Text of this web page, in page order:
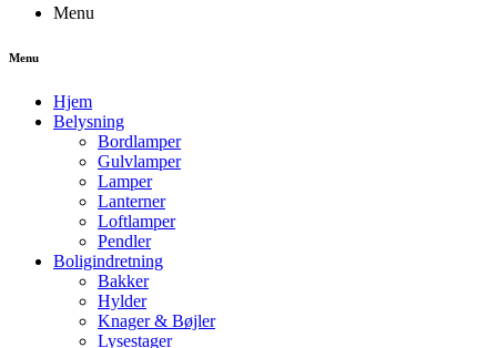
Menu
Menu
Hjem
Belysning
Bordlamper
Gulvlamper
Lamper
Lanterner
Loftlamper
Pendler
Boligindretning
Bakker
Hylder
Knager & Bøjler
Lysestager